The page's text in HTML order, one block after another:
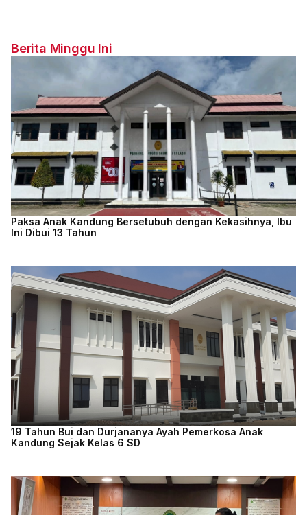
Berita Minggu Ini
Paksa Anak Kandung Bersetubuh dengan Kekasihnya, Ibu
Ini Dibui 13 Tahun
19 Tahun Bui dan Durjananya Ayah Pemerkosa Anak
Kandung Sejak Kelas 6 SD